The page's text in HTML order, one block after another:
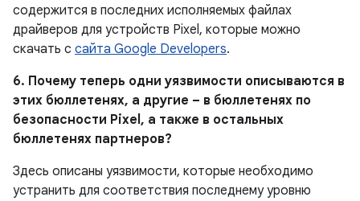
содержится в последних исполняемых файлах
драйверов для устройств Pixel, которые можно
скачать с сайта Google Developers.
6. Почему теперь одни уязвимости описываются в
этих бюллетенях, а другие – в бюллетенях по
безопасности Pixel, а также в остальных
бюллетенях партнеров?
Здесь описаны уязвимости, которые необходимо
устранить для соответствия последнему уровню